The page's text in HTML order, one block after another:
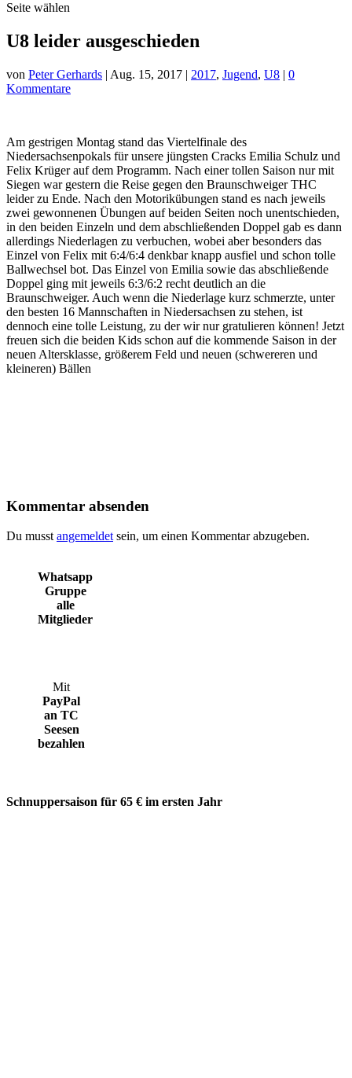
Seite wählen
U8 leider ausgeschieden
von Peter Gerhards | Aug. 15, 2017 | 2017, Jugend, U8 | 0
Kommentare
Am gestrigen Montag stand das Viertelfinale des
Niedersachsenpokals für unsere jüngsten Cracks Emilia Schulz und
Felix Krüger auf dem Programm. Nach einer tollen Saison nur mit
Siegen war gestern die Reise gegen den Braunschweiger THC
leider zu Ende. Nach den Motorikübungen stand es nach jeweils
zwei gewonnenen Übungen auf beiden Seiten noch unentschieden,
in den beiden Einzeln und dem abschließenden Doppel gab es dann
allerdings Niederlagen zu verbuchen, wobei aber besonders das
Einzel von Felix mit 6:4/6:4 denkbar knapp ausfiel und schon tolle
Ballwechsel bot. Das Einzel von Emilia sowie das abschließende
Doppel ging mit jeweils 6:3/6:2 recht deutlich an die
Braunschweiger. Auch wenn die Niederlage kurz schmerzte, unter
den besten 16 Mannschaften in Niedersachsen zu stehen, ist
dennoch eine tolle Leistung, zu der wir nur gratulieren können! Jetzt
freuen sich die beiden Kids schon auf die kommende Saison in der
neuen Altersklasse, größerem Feld und neuen (schwereren und
kleineren) Bällen
Kommentar absenden
Du musst angemeldet sein, um einen Kommentar abzugeben.
Whatsapp
Gruppe
alle
Mitglieder
Mit
PayPal
an TC
Seesen
bezahlen
Schnuppersaison für 65 € im ersten Jahr